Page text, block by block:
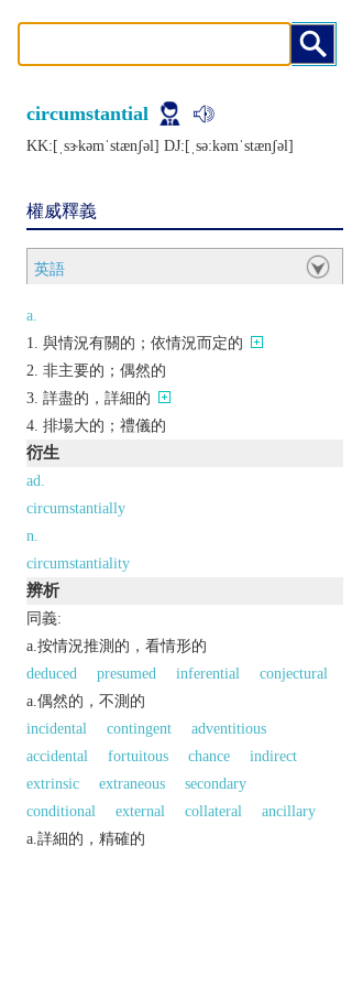
circumstantial
KK:[ˌsɝkǝmˈstænʃǝl] DJ:[ˌsǝːkǝmˈstænʃǝl]
權威釋義
英語
a.
與情況有關的；依情況而定的
非主要的；偶然的
詳盡的，詳細的
排場大的；禮儀的
衍生
ad.
circumstantially
n.
circumstantiality
辨析
同義:
a.按情況推測的，看情形的
deduced
presumed inferential
conjectural
a.偶然的，不測的
incidental
contingent
adventitious
accidental
fortuitous chance
indirect
extrinsic
extraneous
secondary
conditional
external collateral
ancillary
a.詳細的，精確的